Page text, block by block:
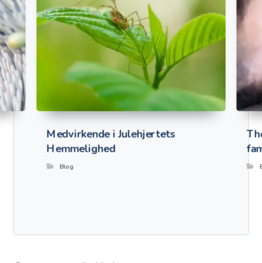
Medvirkende i Julehjertets
Hemmelighed
Blog